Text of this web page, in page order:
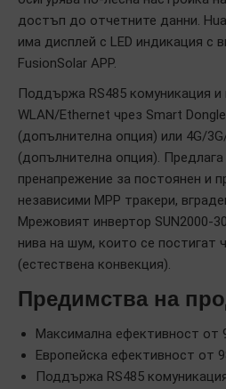
достъп до отчетните данни.
има дисплей с LED индикация с
FusionSolar APP.
Поддържа RS485 комуникация и
WLAN/Ethernet чрез Smart
(допълнителна опция) или 4G/
(допълнителна опция).
пренапрежение за постоянен и
независими МРР тракери,
Мрежовият инвертор SUN2000-
нива на шум, които се постигат
(естествена конвекция).
Предимства на
Максимална ефективност от
Европейска ефективност от
Поддържа RS485